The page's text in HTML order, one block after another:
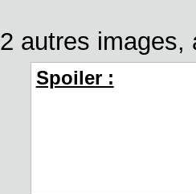
2 autres
Spoiler :